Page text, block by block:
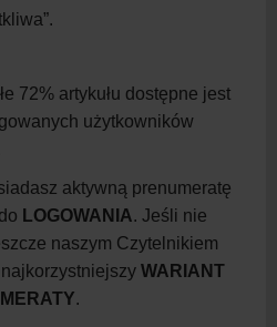
72% artykułu dostępne jest
użytkowników
aktywną prenumeratę
LOGOWANIA. Jeśli nie
naszym Czytelnikiem
WARIANT
.